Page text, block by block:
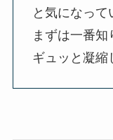
と気になって
まずは一番知
ギュッと凝縮